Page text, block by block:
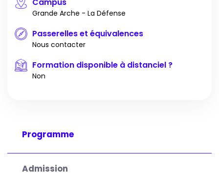
Grande Arche - La Défense
Passerelles et équivalences
Nous contacter
Formation disponible à distanciel ?
Non
Programme
Admission